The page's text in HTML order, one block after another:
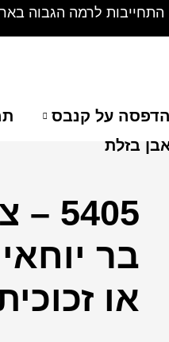
הדפסה על קנבס
בזלת
בר
או
כמות
של
5405
-
ציור